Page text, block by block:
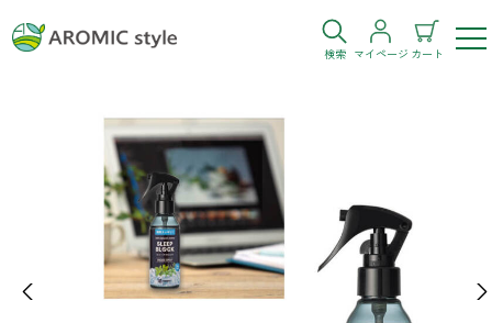
検索 マイページ カート
ログイン
お気に入り